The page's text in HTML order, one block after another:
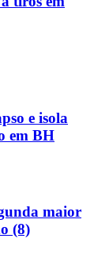
e isola
em BH
maior
(8)